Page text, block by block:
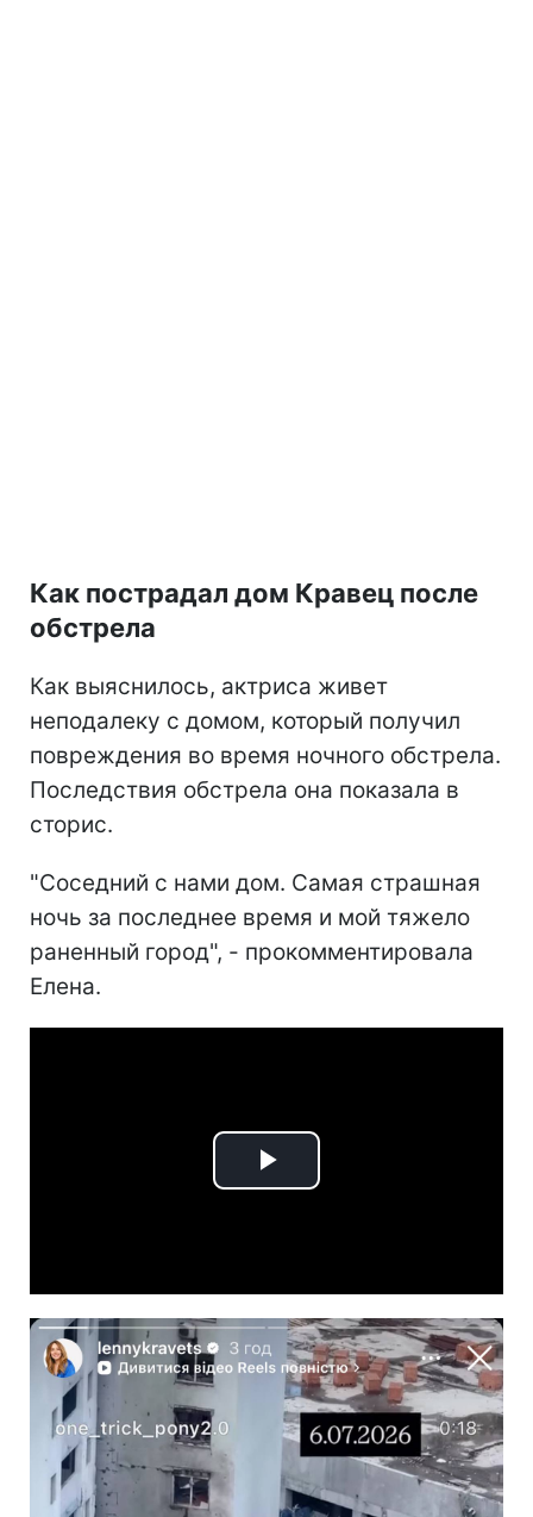
Как пострадал дом Кравец после
обстрела
Как выяснилось, актриса живет
неподалеку с домом, который получил
повреждения во время ночного обстрела.
Последствия обстрела она показала в
сторис.
"Соседний с нами дом. Самая страшная
ночь за последнее время и мой тяжело
раненный город", - прокомментировала
Елена.
Play